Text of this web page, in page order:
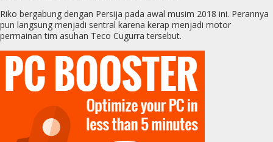
Riko bergabung dengan Persija pada awal musim 2018 ini. Perannya
pun langsung menjadi sentral karena kerap menjadi motor
permainan tim asuhan Teco Cugurra tersebut.